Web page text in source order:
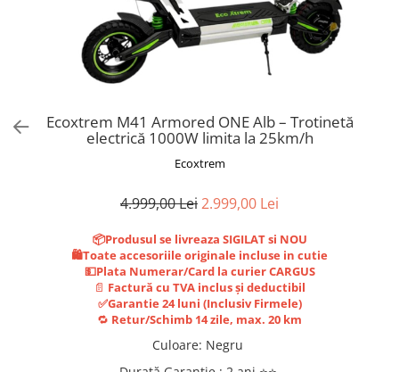
Trotinete Peste 3000 Lei
Trotinete cu Scaun
Trotinete cu Cheie
Trotinete cu Cheie
Trotinete cu Suspensii
Trotinete cu Ghidon Reglabil
Suporturi pentru telefon
Oglinzi retrovizoare
Ornamente, stickere & viniluri
Iluminare decorativă
KuKirin G2 Master
KuKirin G1 Pro
KuKirin V2
KuKirin S1 Max
Roți și Anvelope
Ecoxtrem M41 Armored ONE Alb – Trotinetă
electrică 1000W limita la 25km/h
Ecoxtrem
4.999,00 Lei2.999,00 Lei
📦Produsul se livreaza SIGILAT si NOU
🛍️Toate accesoriile originale incluse in cutie
💵Plata Numerar/Card la curier CARGUS
📄 Factură cu TVA inclus și deductibil
✅Garantie 24 luni (Inclusiv Firmele)
🔁 Retur/Schimb 14 zile, max. 20 km
Culoare: Negru